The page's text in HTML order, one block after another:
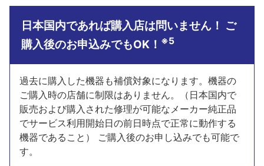
日本国内であれば購入店は問いません！ ご
購入後のお申込みでもOK！ ※5
過去に購入した機器も補償対象になります。機器の
ご購入時の店舗に制限はありません。（日本国内で
販売および購入された修理が可能なメーカー純正品
でサービス利用開始日の前日時点で正常に動作する
機器であること） ご購入後のお申し込みでも可能で
す。